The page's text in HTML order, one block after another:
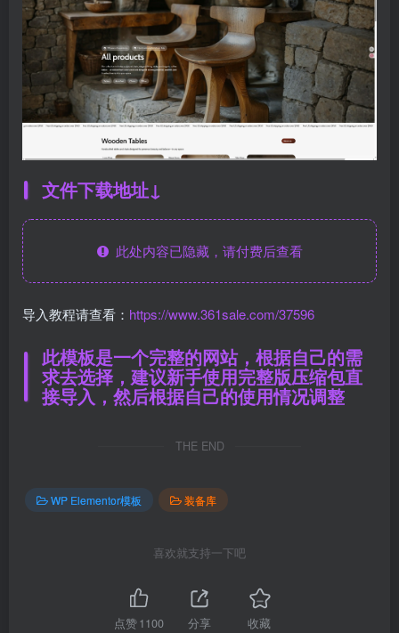
文件下载地址↓
此处内容已隐藏，请付费后查看
导入教程请查看： https://www.361sale.com/37596
此模板是一个完整的网站，根据自己的需
求去选择，建议新手使用完整版压缩包直
接导入，然后根据自己的使用情况调整
THE END
WP Elementor模板 装备库
喜欢就支持一下吧
点赞1100 分享 收藏